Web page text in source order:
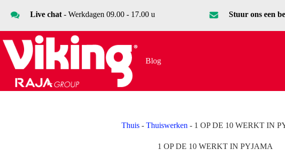
naar
inhoud
Live chat- Werkdagen 09.00 - 17.00 u Stuur ons een
Blog
Thuis- Thuiswerken - 1 OP DE 10 WERKT IN
1 OP DE 10 WERKT IN PYJAMA